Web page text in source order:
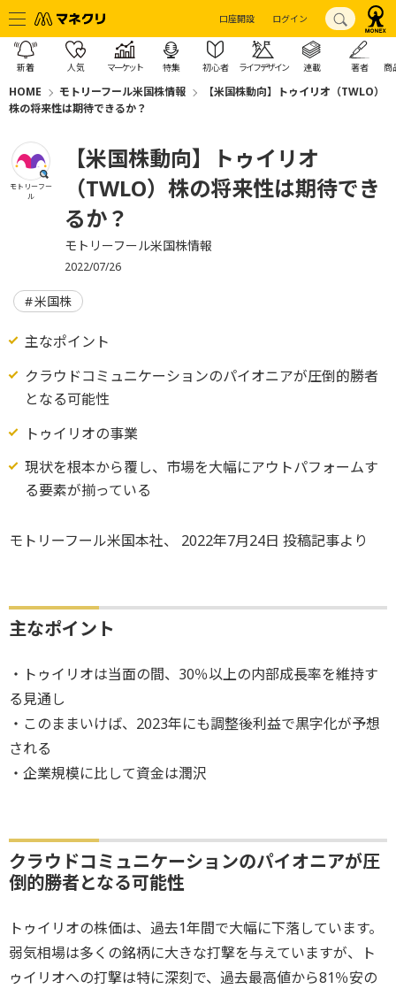
口座開設 ログイン
新着 人気 マーケット 特集 初心者 ライフデザイン 連載 著者 商
HOME モトリーフール米国株情報
【米国株動向】トゥイリオ（TWLO）
株の将来性は期待できるか？
モトリーフー
ル
【米国株動向】トゥイリオ
（TWLO）株の将来性は期待でき
るか？
モトリーフール米国株情報
2022/07/26
米国株
主なポイント
クラウドコミュニケーションのパイオニアが圧倒的勝者
となる可能性
トゥイリオの事業
現状を根本から覆し、市場を大幅にアウトパフォームす
る要素が揃っている
モトリーフール米国本社、 2022年7月24日 投稿記事より
主なポイント
・トゥイリオは当面の間、30％以上の内部成長率を維持す
る見通し
・このままいけば、2023年にも調整後利益で黒字化が予想
される
・企業規模に比して資金は潤沢
クラウドコミュニケーションのパイオニアが圧
倒的勝者となる可能性
トゥイリオの株価は、過去1年間で大幅に下落しています。
弱気相場は多くの銘柄に大きな打撃を与えていますが、ト
ゥイリオへの打撃は特に深刻で、過去最高値から81％安の